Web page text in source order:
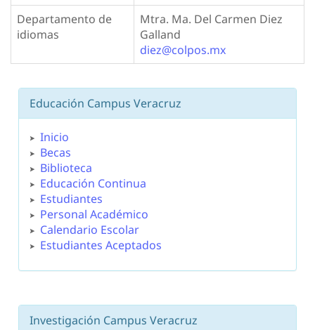
Departamento de
idiomas
Mtra. Ma. Del Carmen Diez
Galland
diez@colpos.mx
Educación Campus Veracruz
Inicio
Becas
Biblioteca
Educación Continua
Estudiantes
Personal Académico
Calendario Escolar
Estudiantes Aceptados
Investigación Campus Veracruz